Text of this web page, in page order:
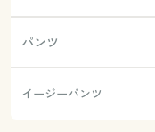
パンツ
イージーパンツ